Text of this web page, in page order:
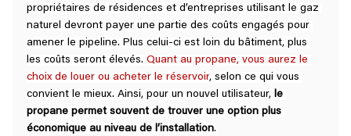
propriétaires de résidences et d’entreprises utilisant le gaz
naturel devront payer une partie des coûts engagés pour
amener le pipeline. Plus celui-ci est loin du bâtiment, plus
les coûts seront élevés. Quant au propane, vous aurez le
choix de louer ou acheter le réservoir, selon ce qui vous
convient le mieux. Ainsi, pour un nouvel utilisateur, le
propane permet souvent de trouver une option plus
économique au niveau de l’installation.